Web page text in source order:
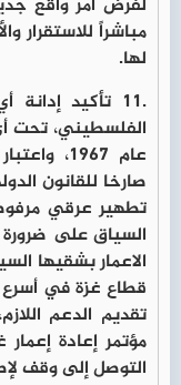
مباشراً للاستقرار
لها.
.11 تأكيد
الفلسطيني، تحت
عام
صارخا للقانون
تطهير عرقي
السياق على ضرورة
الاعمار بشقيها
قطاع غزة في أسرع
تقديم الدعم
مؤتمر إعادة
التوصل إلى وقف